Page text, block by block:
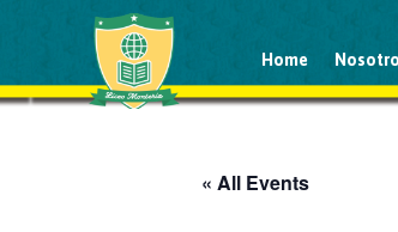
Home
« All Events